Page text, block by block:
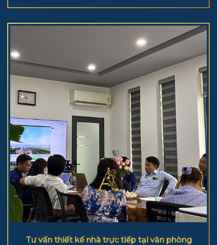
Tư vấn thiết kế nhà trực tiếp tại văn phòng